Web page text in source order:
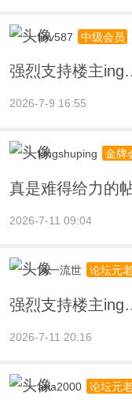
linv587 中级会员
强烈支持楼主
2026-7-9 16:55
kingshuping 金牌
真是难得给力的
2026-7-11 09:04
风一流世 论坛元
强烈支持楼主
2026-7-11 20:16
aria2000 论坛元